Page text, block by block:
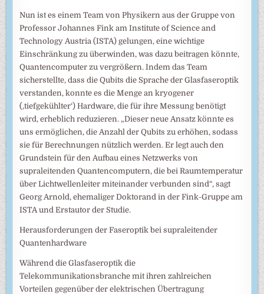
Nun ist es einem Team von Physikern aus der Gruppe von
Professor Johannes Fink am Institute of Science and
Technology Austria (ISTA) gelungen, eine wichtige
Einschränkung zu überwinden, was dazu beitragen könnte,
Quantencomputer zu vergrößern. Indem das Team
sicherstellte, dass die Qubits die Sprache der Glasfaseroptik
verstanden, konnte es die Menge an kryogener
(‚tiefgekühlter‘) Hardware, die für ihre Messung benötigt
wird, erheblich reduzieren. „Dieser neue Ansatz könnte es
uns ermöglichen, die Anzahl der Qubits zu erhöhen, sodass
sie für Berechnungen nützlich werden. Er legt auch den
Grundstein für den Aufbau eines Netzwerks von
supraleitenden Quantencomputern, die bei Raumtemperatur
über Lichtwellenleiter miteinander verbunden sind“, sagt
Georg Arnold, ehemaliger Doktorand in der Fink-Gruppe am
ISTA und Erstautor der Studie.
Herausforderungen der Faseroptik bei supraleitender
Quantenhardware
Während die Glasfaseroptik die
Telekommunikationsbranche mit ihren zahlreichen
Vorteilen gegenüber der elektrischen Übertragung